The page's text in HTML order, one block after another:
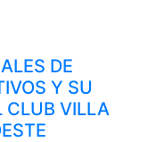
DE
Y SU
CLUB VILLA